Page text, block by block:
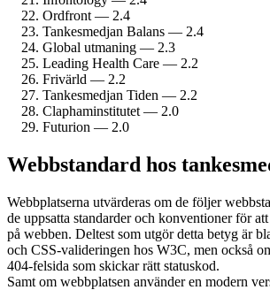
Ordfront — 2.4
Tankesmedjan Balans — 2.4
Global utmaning — 2.3
Leading Health Care — 2.2
Frivärld — 2.2
Tankesmedjan Tiden — 2.2
Clapham­institutet — 2.0
Futurion — 2.0
Webbstandard hos
Webbplatserna utvärderas om de följer
de uppsatta standarder och konventioner för
på webben. Deltest som utgör detta betyg är
och CSS-valideringen hos W3C, men också
404-felsida som skickar rätt statuskod.
Samt om webbplatsen använder en modern